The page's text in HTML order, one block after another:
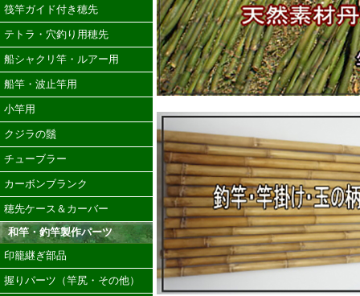
筏竿ガイド付き穂先
テトラ・穴釣り用穂先
船シャクリ竿・ルアー用
船竿・波止竿用
小竿用
クジラの鬚
チューブラー
カーボンブランク
穂先ケース＆カーバー
和竿・釣竿製作パーツ
印籠継ぎ部品
握りパーツ（竿尻・その他）